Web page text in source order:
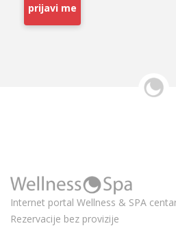
prijavi me
Internet portal Wellness & SPA
Rezervacije bez provizije